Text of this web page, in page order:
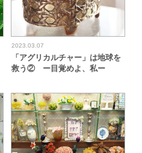
2023.03.07
「アグリカルチャー」は地球を
救う② ー目覚めよ、私ー